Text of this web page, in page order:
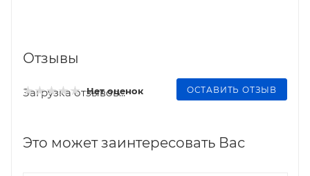
Отзывы
Нет оценок ОСТАВИТЬ ОТЗЫВ
Загрузка отзывов...
Это может заинтересовать Вас